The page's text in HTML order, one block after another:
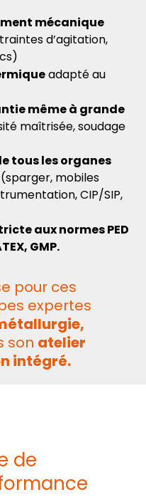
mécanique
d’agitation,
adapté au
même à grande
maîtrisée, soudage
tous les organes
mobiles
CIP/SIP,
aux normes PED
GMP.
pour ces
expertes
son atelier
intégré.
de